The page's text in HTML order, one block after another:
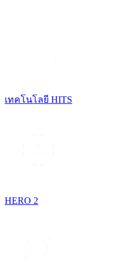
เทคโนโลยี HITS
HERO 2